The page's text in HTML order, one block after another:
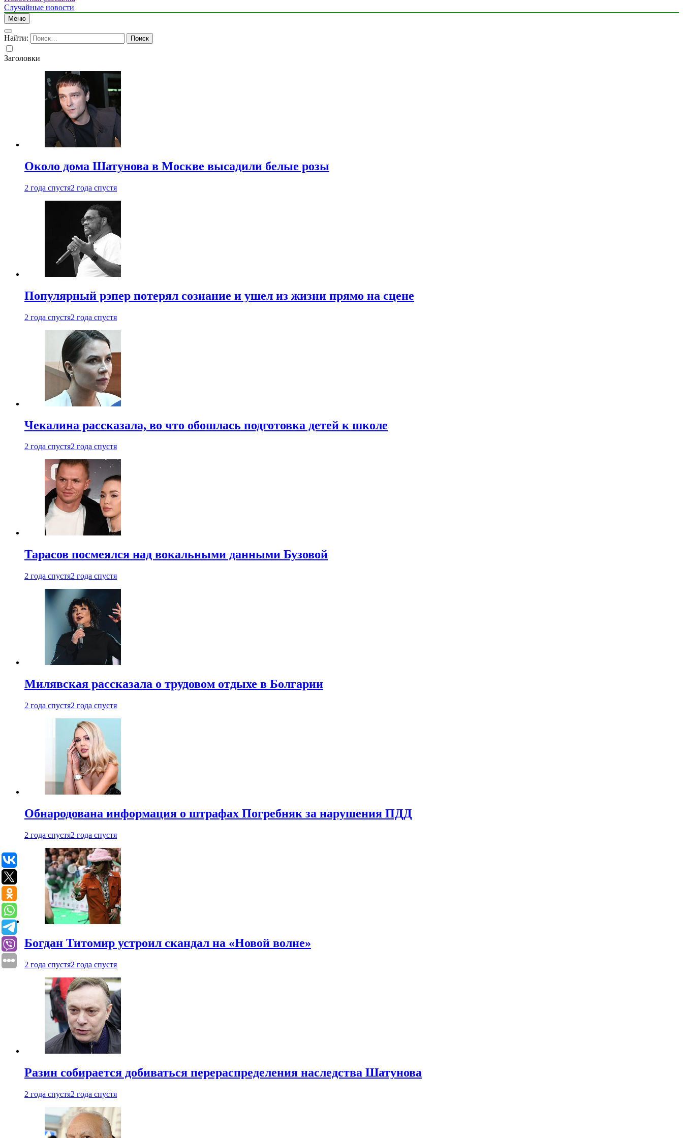
Случайные новости
Меню
Найти:
Заголовки
Около дома Шатунова в Москве высадили белые розы
2 года спустя2 года спустя
Популярный рэпер потерял сознание и ушел из жизни прямо на сцене
2 года спустя2 года спустя
Чекалина рассказала, во что обошлась подготовка детей к школе
2 года спустя2 года спустя
Тарасов посмеялся над вокальными данными Бузовой
2 года спустя2 года спустя
Милявская рассказала о трудовом отдыхе в Болгарии
2 года спустя2 года спустя
Обнародована информация о штрафах Погребняк за нарушения ПДД
2 года спустя2 года спустя
Богдан Титомир устроил скандал на «Новой волне»
2 года спустя2 года спустя
Разин собирается добиваться перераспределения наследства Шатунова
2 года спустя2 года спустя